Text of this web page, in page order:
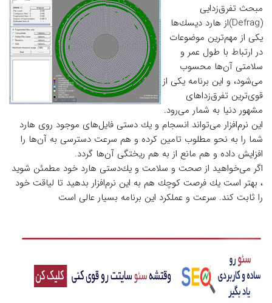
مبحث تفرق‌زدایی
(Defrag)از هارد دیسك‌ها
یكی از مهم‌ترین موضوعات
در ارتباط با طول عمر و
سلامتی آن‌ها محسوب
می‌شود، و این برنامه یكی از
قوی‌ترین تفرق‌زداهای
مشهور دنیا به شمار می‌رود.
این نرم‌افزار می‌تواند انسجام و یك دستی فایل‌های موجود روی هارد
شما را به نحو مطلوب تامین كرده و هم سرعت دسترسی به آن‌ها را
افزایش داده و هم مانع از به هم ریختگی آن‌ها گردد.
اگر می‌خواهید از صحت و سلامت و یك‌دستی‌ هارد خود مطمئن شوید
، بهتر است یك فرصت كوچك هم به این نرم‌افزار بدهید تا لیاقت خود
را ثابت كند. سرعت و عملکرد این برنامه بسیار عالی است